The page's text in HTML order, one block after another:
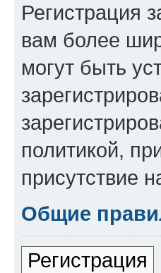
Регистрация
вам более
могут быть
политикой,
присутствие
Общие
Регистрация